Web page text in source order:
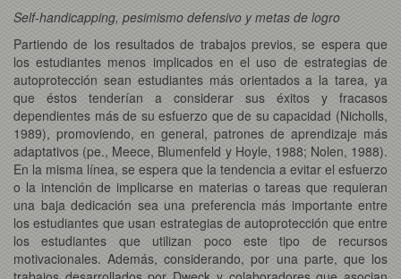
Self-handicapping, pesimismo defensivo y metas de logro
Partiendo de los resultados de trabajos previos, se espera que
los estudiantes menos implicados en el uso de estrategias de
autoprotección sean estudiantes más orientados a la tarea, ya
que éstos tenderían a considerar sus éxitos y fracasos
dependientes más de su esfuerzo que de su capacidad (Nicholls,
1989), promoviendo, en general, patrones de aprendizaje más
adaptativos (pe., Meece, Blumenfeld y Hoyle, 1988; Nolen, 1988).
En la misma línea, se espera que la tendencia a evitar el esfuerzo
o la intención de implicarse en materias o tareas que requieran
una baja dedicación sea una preferencia más importante entre
los estudiantes que usan estrategias de autoprotección que entre
los estudiantes que utilizan poco este tipo de recursos
motivacionales. Además, considerando, por una parte, que los